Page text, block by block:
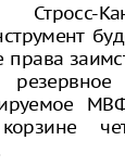
права